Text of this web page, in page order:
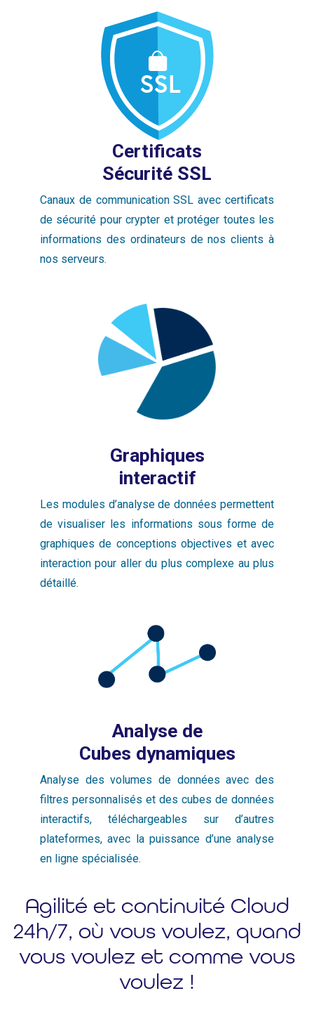
Certificats
Sécurité SSL
Canaux de communication SSL avec certificats
de sécurité pour crypter et protéger toutes les
informations des ordinateurs de nos clients à
nos serveurs.
Graphiques
interactif
Les modules d’analyse de données permettent
de visualiser les informations sous forme de
graphiques de conceptions objectives et avec
interaction pour aller du plus complexe au plus
détaillé.
Analyse de
Cubes dynamiques
Analyse des volumes de données avec des
filtres personnalisés et des cubes de données
interactifs, téléchargeables sur d’autres
plateformes, avec la puissance d’une analyse
en ligne spécialisée.
Agilité et continuité Cloud
24h/7, où vous voulez, quand
vous voulez et comme vous
voulez !